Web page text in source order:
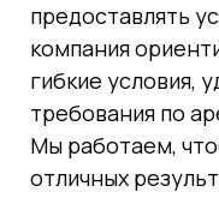
предоставлять
компания
гибкие условия,
требования по
Мы работаем,
отличных